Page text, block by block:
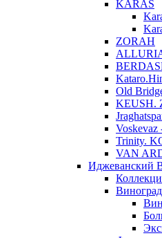
KARAS
ZORAH
Old
KEUSH.
Voskevaz
Trinity.
VAN
Иджеванский